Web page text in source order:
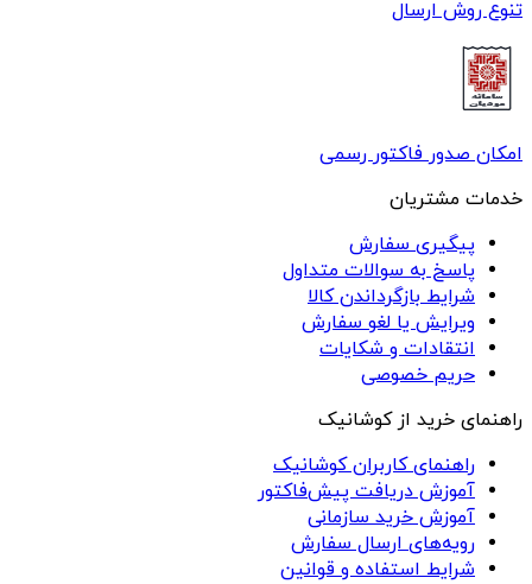
تنوع روش ارسال
امکان صدور فاکتور رسمی
خدمات مشتریان
پیگیری سفارش
پاسخ به سوالات متداول
شرایط بازگرداندن کالا
ویرایش یا لغو سفارش
انتقادات و شکایات
حریم خصوصی
راهنمای خرید از کوشانیک
راهنمای کاربران کوشانیک
آموزش دریافت پیش‌فاکتور
آموزش خرید سازمانی
رویه‌های ارسال سفارش
شرایط استفاده و قوانین